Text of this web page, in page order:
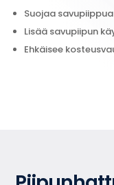
Suojaa
Lisää savupiipun
Ehkäisee